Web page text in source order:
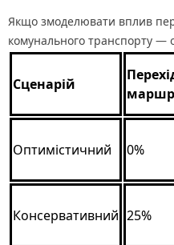
Якщо змоделювати вплив
комунального транспорту —
Сценарій
Оптимістичний 0%
Консервативний 25%